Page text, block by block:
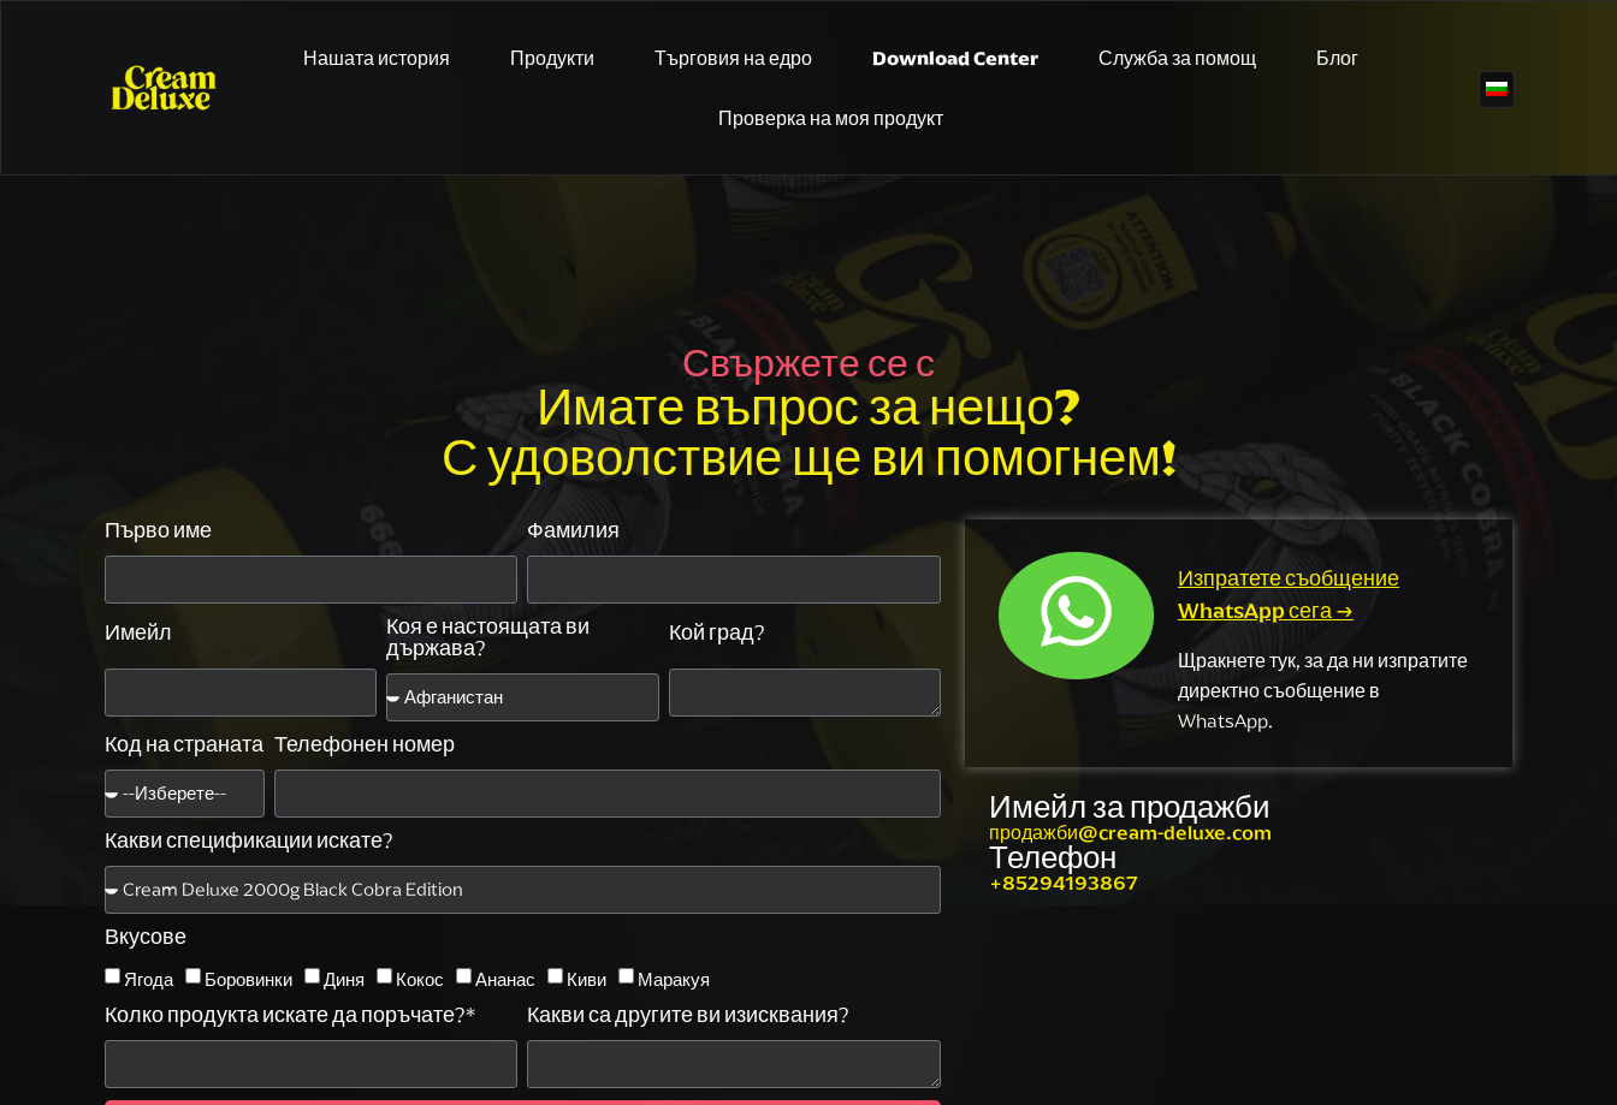
Нашата история Продукти Търговия на едро Download Center Служба за помощ Блог
Проверка на моя продукт
Свържете се с
Имате въпрос за нещо?
С удоволствие ще ви помогнем!
Първо име Фамилия
Имейл Коя е настоящата ви
държава? Кой град?
Код на страната Телефонен номер
Какви спецификации искате?
Вкусове
Ягода Боровинки Диня Кокос Ананас Киви Маракуя
Колко продукта искате да поръчате?* Какви са другите ви изисквания?
Изпратете съобщение
WhatsApp сега →
Щракнете тук, за да ни изпратите
директно съобщение в
WhatsApp.
Имейл за продажби
продажби@cream-deluxe.com
Телефон
+85294193867